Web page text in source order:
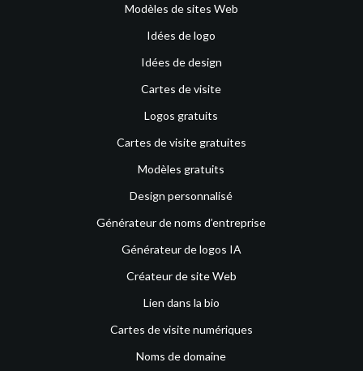
Modèles de sites Web
Idées de logo
Idées de design
Cartes de visite
Logos gratuits
Cartes de visite gratuites
Modèles gratuits
Design personnalisé
Générateur de noms d’entreprise
Générateur de logos IA
Créateur de site Web
Lien dans la bio
Cartes de visite numériques
Noms de domaine